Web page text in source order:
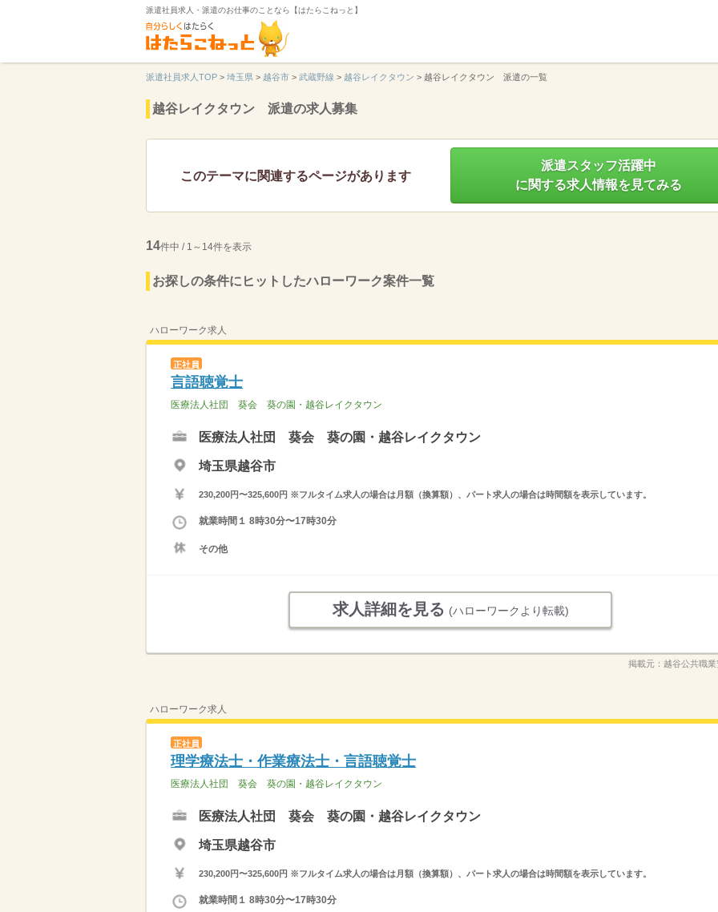
派遣社員求人・派遣のお仕事のことなら【はたらこねっと】
派遣社員求人TOP > 埼玉県 > 越谷市 > 武蔵野線 > 越谷レイクタウン > 越谷レイクタウン 派遣の一覧
越谷レイクタウン 派遣の求人募集
このテーマに関連するページがあります
派遣スタッフ活躍中
に関する求人情報を見てみる
14件中 / 1～14件を表示
お探しの条件にヒットしたハローワーク案件一覧
ハローワーク求人
正社員
言語聴覚士
医療法人社団 葵会 葵の園・越谷レイクタウン
医療法人社団 葵会 葵の園・越谷レイクタウン
埼玉県越谷市
230,200円〜325,600円 ※フルタイム求人の場合は月額（換算額）、パート求人の場合は時間額を表示しています。
就業時間１ 8時30分〜17時30分
その他
求人詳細を見る (ハローワークより転載)
掲載元： 越谷公共職
ハローワーク求人
正社員
理学療法士・作業療法士・言語聴覚士
医療法人社団 葵会 葵の園・越谷レイクタウン
医療法人社団 葵会 葵の園・越谷レイクタウン
埼玉県越谷市
230,200円〜325,600円 ※フルタイム求人の場合は月額（換算額）、パート求人の場合は時間額を表示しています。
就業時間１ 8時30分〜17時30分